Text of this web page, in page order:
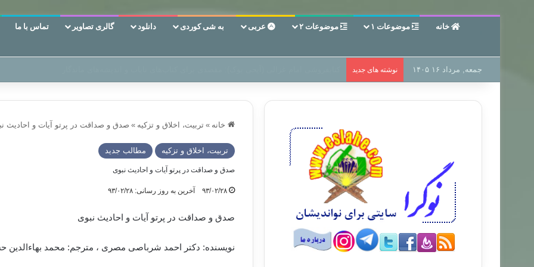
خانه موضوعات ۱ موضوعات ۲ عربی به شی کوردی دانلود گالری تصاویر تماس با ما
جمعه, مرداد ۱۶ ۱۴۰۵ نوشته های جدید
خانه » تربیت، اخلاق و تزکیه » صدق و صداقت در پرتو آیات و احادیث
تربیت، اخلاق و تزکیه مطالب جدید
صدق و صداقت در پرتو آیات و احادیث نبوی
۹۳/۰۲/۲۸ آخرین به روز رسانی: ۹۳/۰۲/۲۸
صدق و صداقت در پرتو آیات و احادیث نبوی
نویسنده: دکتر احمد شرباصی مصری ، مترجم: محمد بهاءالدین